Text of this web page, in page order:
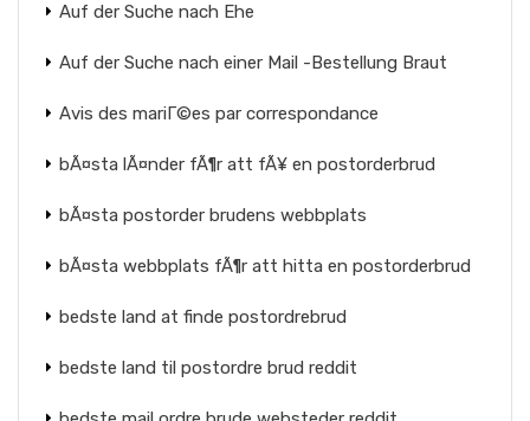
Auf der Suche nach Ehe
Auf der Suche nach einer Mail -Bestellung Braut
Avis des mariГ©es par correspondance
bÃ¤sta lÃ¤nder fÃ¶r att fÃ¥ en postorderbrud
bÃ¤sta postorder brudens webbplats
bÃ¤sta webbplats fÃ¶r att hitta en postorderbrud
bedste land at finde postordrebrud
bedste land til postordre brud reddit